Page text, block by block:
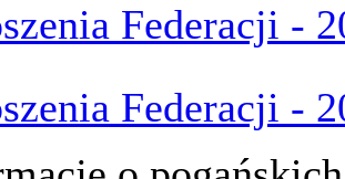
Federacji -
Federacji -